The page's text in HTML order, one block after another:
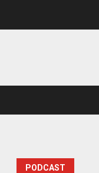
PODCAST